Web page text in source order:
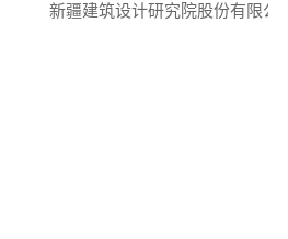
新疆建筑设计研究院股份有限公司